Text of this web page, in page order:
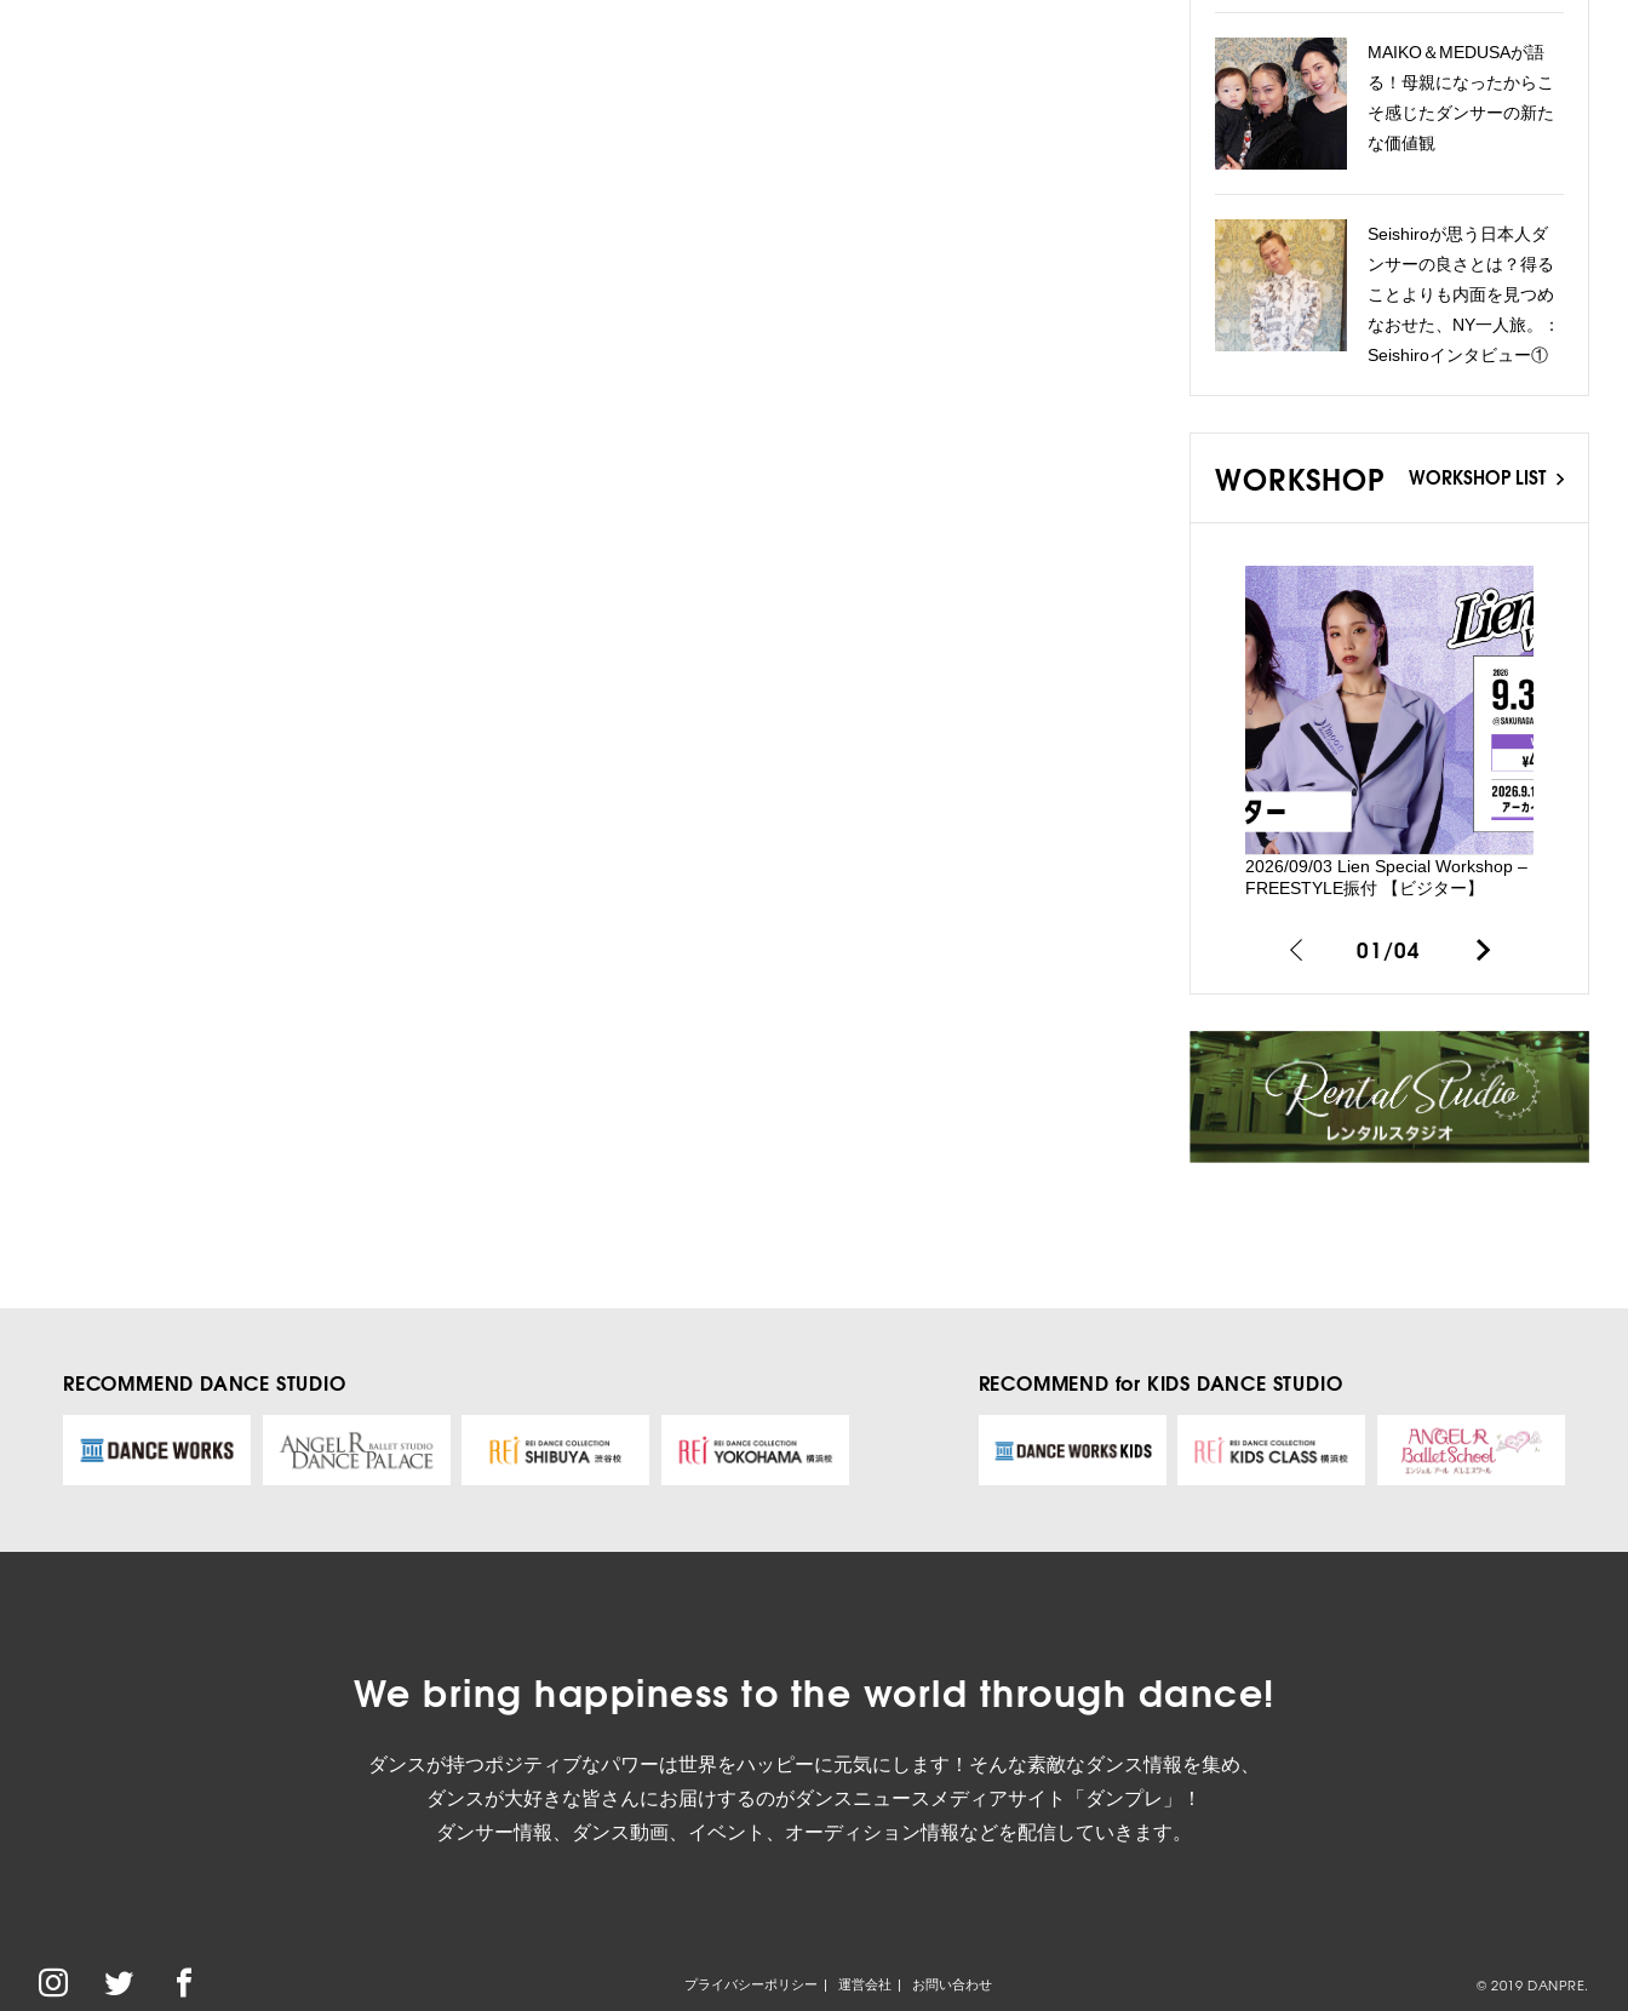
MAIKO＆MEDUSAが語
る！母親になったからこ
そ感じたダンサーの新た
な価値観
Seishiroが思う日本人ダ
ンサーの良さとは？得る
ことよりも内面を見つめ
なおせた、NY一人旅。：
Seishiroインタビュー①
WORKSHOP WORKSHOP LIST
2026/09/03 Lien Special Workshop –
FREESTYLE振付 【ビジター】
01/04
RECOMMEND DANCE STUDIO RECOMMEND for KIDS DANCE STUDIO
We bring happiness to the world through dance!
ダンスが持つポジティブなパワーは世界をハッピーに元気にします！そんな素敵なダンス情報を集め、
ダンスが大好きな皆さんにお届けするのがダンスニュースメディアサイト「ダンプレ」！
ダンサー情報、ダンス動画、イベント、オーディション情報などを配信していきます。
プライバシーポリシー 運営会社 お問い合わせ © 2019 DANPRE.